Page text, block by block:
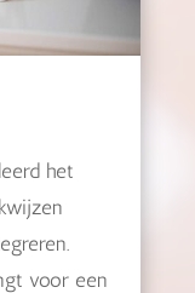
het
voor een